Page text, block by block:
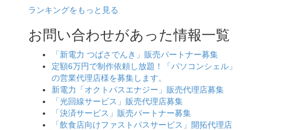
ランキングをもっと見る
お問い合わせがあった情報一覧
「新電力 つばさでんき」販売パートナー募集
定額6万円で制作依頼し放題！「パソコンシェル」
の営業代理店様を募集します。
新電力「オクトパスエナジー」販売代理店募集
「光回線サービス」販売代理店募集
「決済サービス」販売パートナー募集
「飲食店向けファストパスサービス」開拓代理店